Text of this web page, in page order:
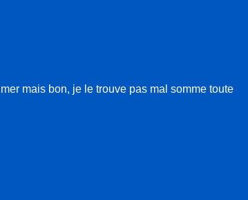
mais bon, je le trouve pas mal somme toute